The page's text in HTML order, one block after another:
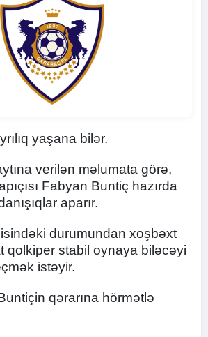
yaşana bilər.
verilən məlumata görə,
Fabyan Buntiç hazırda
aparır.
durumundan xoşbəxt
qolkiper stabil oynaya biləcəyi
istəyir.
qərarına hörmətlə